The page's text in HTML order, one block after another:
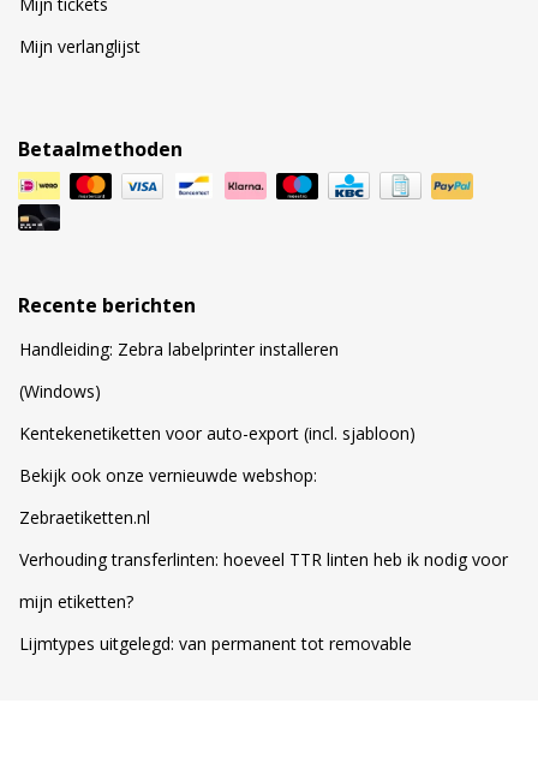
Mijn verlanglijst
Betaalmethoden
Recente berichten
Handleiding: Zebra labelprinter installeren
(Windows)
Kentekenetiketten voor auto-export (incl. sjabloon)
Bekijk ook onze vernieuwde webshop:
Zebraetiketten.nl
Verhouding transferlinten: hoeveel TTR linten heb ik nodig voor
mijn etiketten?
Lijmtypes uitgelegd: van permanent tot removable